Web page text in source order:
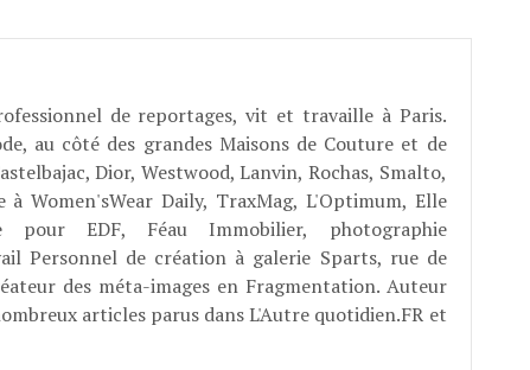
de reportages, vit et travaille à Paris.
au côté des grandes Maisons de Couture et de
Dior, Westwood, Lanvin, Rochas, Smalto,
à Women'sWear Daily, TraxMag, L'Optimum, Elle
pour EDF, Féau Immobilier, photographie
Personnel de création à galerie Sparts, rue de
des méta-images en Fragmentation. Auteur
articles parus dans L'Autre quotidien.FR et